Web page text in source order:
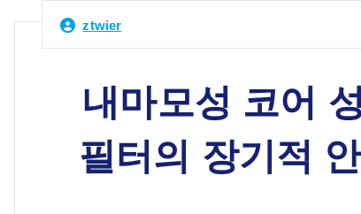
ztwier
내마모성 코어
필터의 장기적